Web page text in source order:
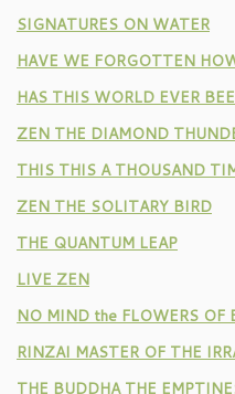
SIGNATURES ON WATER
HAVE WE FORGOTTEN
HAS THIS WORLD EVER
ZEN THE DIAMOND
THIS THIS A THOUSAND
ZEN THE SOLITARY BIRD
THE QUANTUM LEAP
LIVE ZEN
NO MIND the FLOWERS OF
RINZAI MASTER OF THE
THE BUDDHA THE